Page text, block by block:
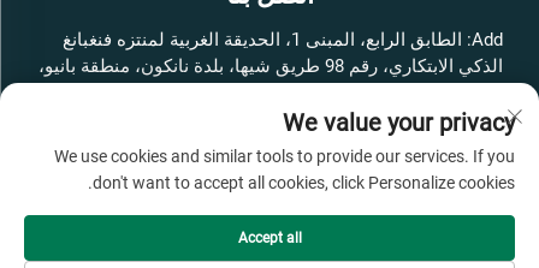
Add: الطابق الرابع، المبنى 1، الحديقة الغربية لمنتزه فنغبانغ
الذكي الابتكاري، رقم 98 طريق شيها، بلدة نانكون، منطقة بانيو،
هاتف:+86-13316062192
البريد الإلكتروني:[email protected]
حقوق النشر © شركة قوانغتشو سيسبايس للمعدات الذكية
We value your privacy
We use cookies and similar tools to provide our services. If you
don't want to accept all cookies, click Personalize cookies.
Accept all